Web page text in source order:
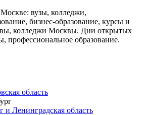
вузы, колледжи,
бизнес-образование, курсы и
колледжи Москвы. Дни открытых
профессиональное образование.
область
и Ленинградская область